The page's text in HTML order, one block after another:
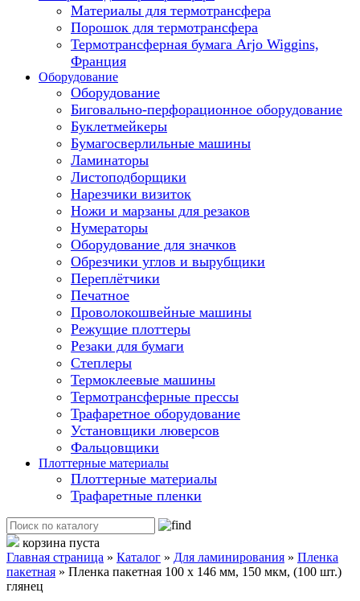
Материалы для термотрансфера
Порошок для термотрансфера
Термотрансферная бумага Arjo Wiggins,
Франция
Оборудование
Оборудование
Биговально-перфорационное оборудование
Буклетмейкеры
Бумагосверлильные машины
Ламинаторы
Листоподборщики
Нарезчики визиток
Ножи и марзаны для резаков
Нумераторы
Оборудование для значков
Обрезчики углов и вырубщики
Переплётчики
Печатное
Проволокошвейные машины
Режущие плоттеры
Резаки для бумаги
Степлеры
Термоклеевые машины
Термотрансферные прессы
Трафаретное оборудование
Установщики люверсов
Фальцовщики
Плоттерные материалы
Плоттерные материалы
Трафаретные пленки
корзина пуста
Главная страница » Каталог » Для ламинирования » Пленка
пакетная » Пленка пакетная 100 х 146 мм, 150 мкм, (100 шт.)
глянец